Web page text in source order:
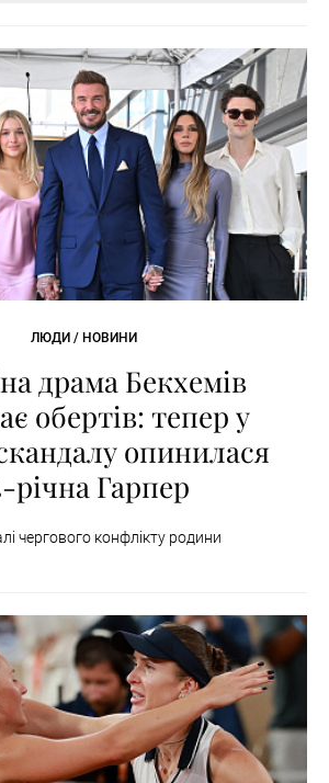
ЛЮДИ / НОВИНИ
драма Бекхемів
обертів: тепер у
опинилася
річна Гарпер
чергового конфлікту родини